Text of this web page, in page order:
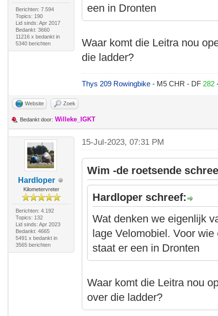
Berichten: 7.594
Topics: 190
Lid sinds: Apr 2017
Bedankt: 3660
11216 x bedankt in
5340 berichten
een in Dronten
Waar komt die Leitra nou
die ladder?
Thys 209 Rowingbike- M5 CHR - DF 282
Website Zoek
Bedankt door: Willeke_IGKT
Hardloper
Kilometervreter
Berichten: 4.192
Topics: 132
Lid sinds: Apr 2023
Bedankt: 4665
5491 x bedankt in
3565 berichten
15-Jul-2023, 07:31 PM
Wim -de roetsende
Hardloper schreef:
Wat denken we eigenlijk
lage Velomobiel. Voor
staat er een in Dronten
Waar komt die Leitra nou
over die ladder?